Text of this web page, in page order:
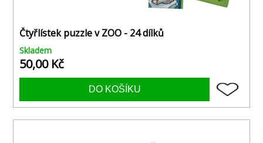
Čtyřlístek puzzle v ZOO - 24 dílků
Skladem
50,00 Kč